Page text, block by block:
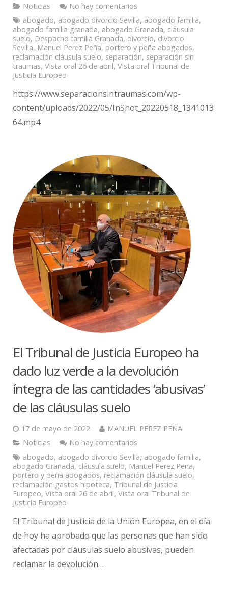
Noticias
No hay comentarios
abogado, abogado divorcio Sevilla, abogado familia,
abogado familia granada, abogado Granada, cláusula
suelo, Despacho familia Granada, divorcio, divorcio
Sevilla, Manuel Perez Peña, portero y peña abogados,
reclamación cláusula suelo, separación, separación sin
traumas, Vista oral 26 de abril, Vista oral Tribunal de
Justicia Europeo
https://www.separacionsintraumas.com/wp-
content/uploads/2022/05/InShot_20220518_1341013
64.mp4
El Tribunal de Justicia Europeo ha
dado luz verde a la devolución
íntegra de las cantidades ‘abusivas’
de las cláusulas suelo
17 de mayo de 2022
MANUEL PEREZ PEÑA
Noticias
No hay comentarios
abogado, abogado divorcio Sevilla, abogado familia,
abogado Granada, cláusula suelo, Manuel Perez Peña,
portero y peña abogados, reclamación cláusula suelo,
reclamación gastos hipoteca, Tribunal de Justicia
Europeo, Vista oral 26 de abril, Vista oral Tribunal de
Justicia Europeo
El Tribunal de Justicia de la Unión Europea, en el día
de hoy ha aprobado que las personas que han sido
afectadas por cláusulas suelo abusivas, pueden
reclamar la devolución…